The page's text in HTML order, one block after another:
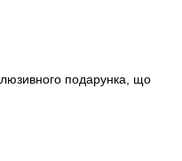
подарунка, що